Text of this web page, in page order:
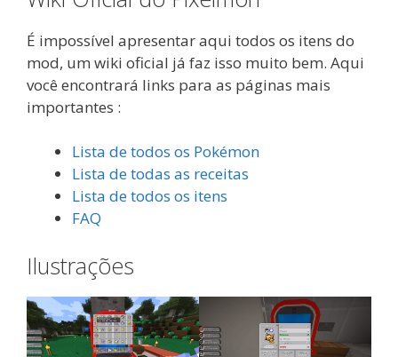
É impossível apresentar aqui todos os itens do
mod, um wiki oficial já faz isso muito bem. Aqui
você encontrará links para as páginas mais
importantes :
Lista de todos os Pokémon
Lista de todas as receitas
Lista de todos os itens
FAQ
Ilustrações